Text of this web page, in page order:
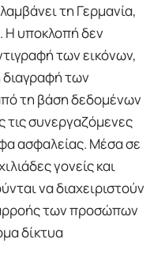
τη Γερμανία,
Η υποκλοπή δεν
των εικόνων,
διαγραφή των
τη βάση δεδομένων
συνεργαζόμενες
ασφαλείας. Μέσα σε
γονείς και
να διαχειριστούν
των προσώπων
δίκτυα